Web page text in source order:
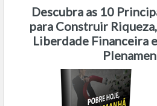
Descubra as 10
para Construir
Liberdade Financeira